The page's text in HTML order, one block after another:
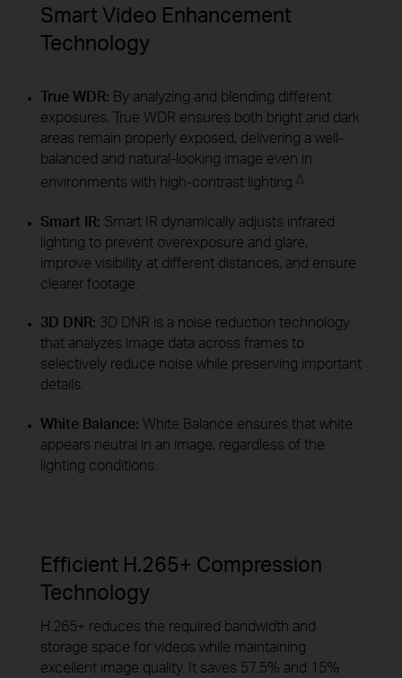
Smart Video Enhancement
Technology
True WDR: By analyzing and blending different
exposures, True WDR ensures both bright and dark
areas remain properly exposed, delivering a well-
balanced and natural-looking image even in
environments with high-contrast lighting. △
Smart IR: Smart IR dynamically adjusts infrared
lighting to prevent overexposure and glare,
improve visibility at different distances, and ensure
clearer footage.
3D DNR: 3D DNR is a noise reduction technology
that analyzes image data across frames to
selectively reduce noise while preserving important
details.
White Balance: White Balance ensures that white
appears neutral in an image, regardless of the
lighting conditions.
Efficient H.265+ Compression
Technology
H.265+ reduces the required bandwidth and
storage space for videos while maintaining
excellent image quality. It saves 57.5% and 15%